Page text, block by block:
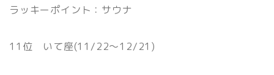
ラッキーポイント：サウナ
11位 いて座(11/22〜12/21)